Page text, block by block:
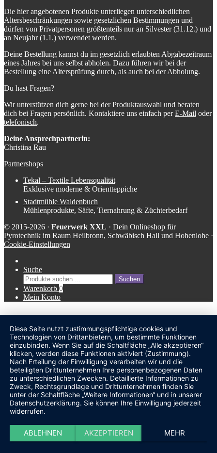
Die hier angebotenen Produkte unterliegen unterschiedlichen
Altersbeschränkungen sowie gesetzlichen Bestimmungen und
dürfen von Privatpersonen größtenteils nur an Silvester (31.12.) und
an Neujahr (1.1.) verwendet werden.
Deine Bestellung kannst du im gesetzlich erlaubten Abgabezeitraum
eines Jahres bei uns selbst abholen. Dazu führen wir bei der
Bestellung eine Altersprüfung durch, als auch bei der Abholung.
Du hast Fragen?
Wir unterstützen dich gerne bei der Produktauswahl und beraten
dich bei Fragen persönlich. Kontaktiere uns einfach perE-Mail oder
telefonisch.
Deine Ansprechpartnerin:
Christina Rau
Partnershops
Tekal – Textile Lebensqualität
Exklusive moderne & Orientteppiche
Stadtmühle Waldenbuch
Mühlenprodukte, Säfte, Tiernahrung & Züchterbedarf
© 2015-2026 · Feuerwerk XXL · Dein Onlineshop für
Pyrotechnik im Raum Heilbronn, Schwäbisch Hall und Hohenlohe ·
Cookie-Einstellungen
Suche
Suche
nach:
Suchen
Warenkorb 0
Mein Konto
Diese Seite nutzt zustimmungspflichtige cookies und
Technologien von Drittanbietern, um bestimmte Funktionen
einzubinden. Wenn Sie auf die Schaltfläche „Alle akzeptieren“
klicken, werden diese Funktionen aktiviert (Zustimmung).
Nach Erteilung der Einwilligung verarbeiten wir und die
beteiligten Drittunternehmen Ihre personenbezogenen Daten
zu unterschiedlichen Zwecken. Detaillierte Informationen zu
Zweck, Rechtsgrundlage und Drittunternehmen finden Sie
unter der Schaltfläche „Weitere Informationen“ und in unserer
Datenschutzerklärung. Sie können Ihre Einwilligung jederzeit
widerrufen.
ABLEHNEN AKZEPTIEREN MEHR
undefined